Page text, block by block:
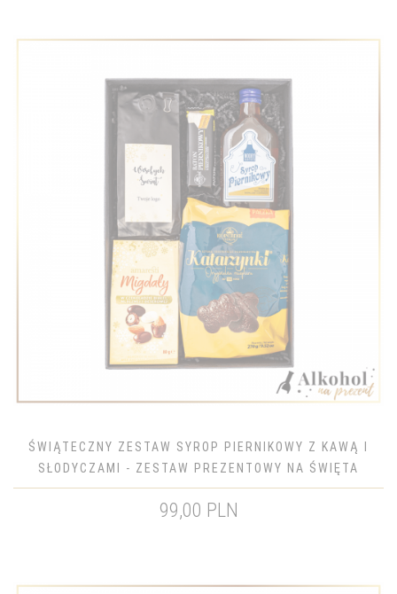
ŚWIĄTECZNY ZESTAW SYROP PIERNIKOWY Z KAWĄ I
SŁODYCZAMI - ZESTAW PREZENTOWY NA ŚWIĘTA
BOŻEGO NARODZENIA
99,00 PLN